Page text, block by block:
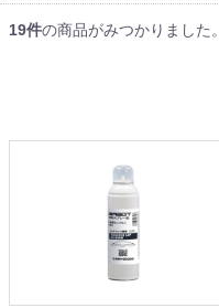
19件の商品がみつかりました。